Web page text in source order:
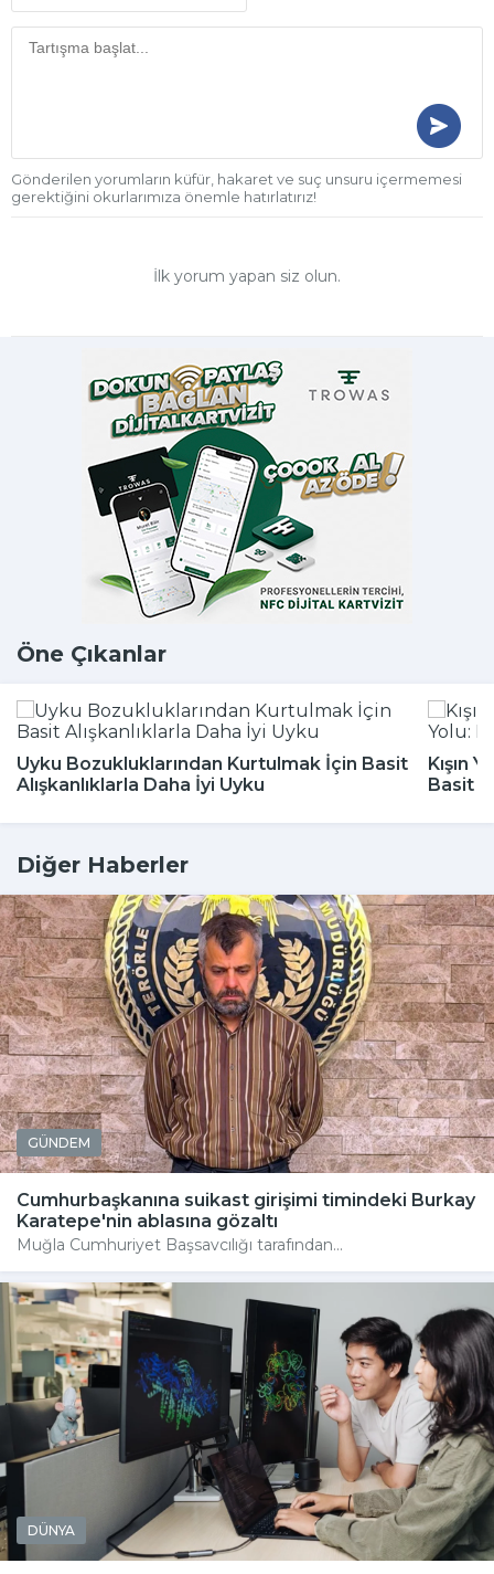
Gönderilen yorumların küfür, hakaret ve suç unsuru içermemesi
gerektiğini okurlarımıza önemle hatırlatırız!
İlk yorum yapan siz olun.
Öne Çıkanlar
Uyku Bozukluklarından Kurtulmak İçin Basit
Alışkanlıklarla Daha İyi Uyku
Kışın
Basit
Diğer Haberler
GÜNDEM
Cumhurbaşkanına suikast girişimi timindeki Burkay
Karatepe'nin ablasına gözaltı
Muğla Cumhuriyet Başsavcılığı tarafından...
DÜNYA